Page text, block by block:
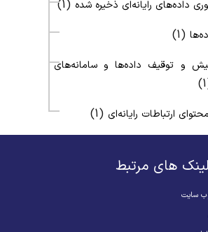
داده‌های رایانه‌ای ذخیره شده (1)
(1)
و توقیف داده‌ها و سامانه‌های
ارتباطات رایانه‌ای (1)
لینک های مرتبط
سایت